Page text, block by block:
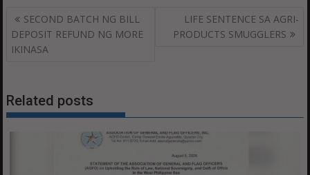
Post
navigation
SECOND BATCH NG BILL
DEPOSIT REFUND NG MORE
IKINASA
LIFE SENTENCE SA AGRI-
PRODUCTS SMUGGLERS
Related posts